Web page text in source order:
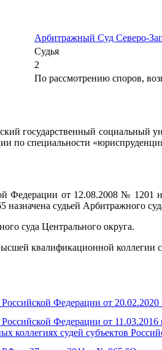
Арбитражный Суд Северо-
Судья
2
По рассмотрению споров,
государственный социальный
по специальности
Федерации от 12.08.2008 № 1201
судьей Арбитражного
суда Центрального округа.
квалификационной коллегии
Российской Федерации от
Федерации от
коллегиях судей субъектов